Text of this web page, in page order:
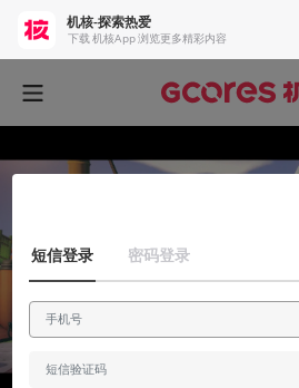
机核-探索热爱
下载 机核App 浏览更多精彩内容
短信登录 密码登录